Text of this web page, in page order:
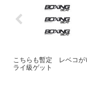
こちらも暫定 レベコが
ライ級ゲット